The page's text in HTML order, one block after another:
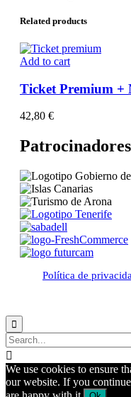
Related products
Add to cart
Ticket Premium +
42,80 €
Política de


We use cookies to ensure
our website. If you